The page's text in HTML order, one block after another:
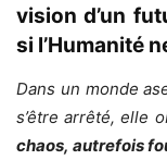
vision d’un
si l’Humanité
Dans un monde
s’être arrêté, elle
chaos, autrefois